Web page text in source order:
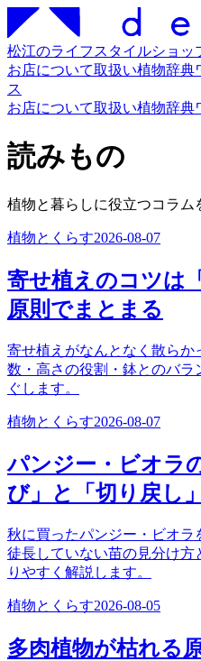
松江のライフスタイルショッ
お店について取扱い植物辞典
ス
お店について取扱い植物辞典
読みもの
植物と暮らしに役立つコラム
植物とくらす2026-08-07
寄せ植えのコツは
原則でまとまる
寄せ植えがなんとなく散ら
数・高さの役割・鉢とのバラ
ぐします。
植物とくらす2026-08-07
パンジー・ビオラ
び」と「切り戻し
秋に買ったパンジー・ビオラ
徒長していない苗の見分け
りやすく解説します。
植物とくらす2026-08-05
多肉植物が枯れる